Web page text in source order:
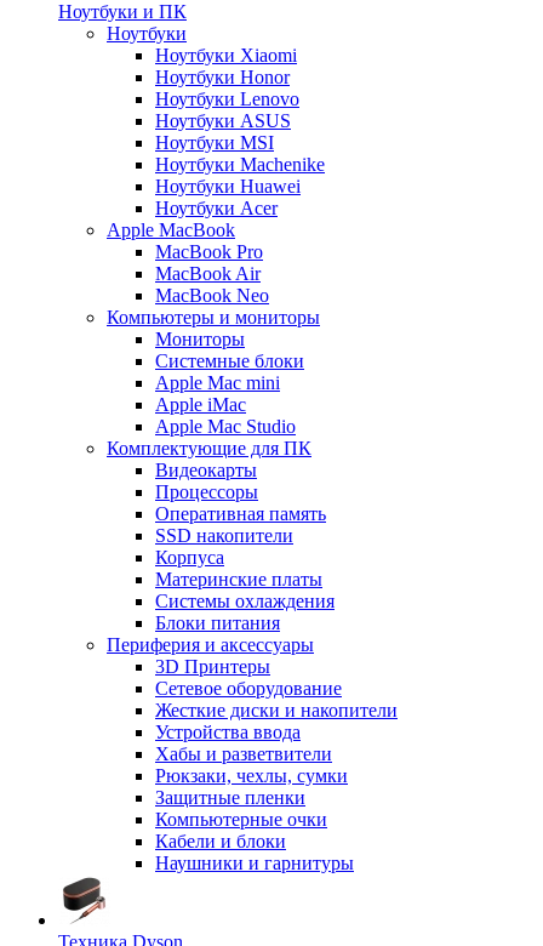
Ноутбуки и ПК
Ноутбуки
Ноутбуки Xiaomi
Ноутбуки Honor
Ноутбуки Lenovo
Ноутбуки ASUS
Ноутбуки MSI
Ноутбуки Machenike
Ноутбуки Huawei
Ноутбуки Acer
Apple MacBook
MacBook Pro
MacBook Air
MacBook Neo
Компьютеры и мониторы
Мониторы
Системные блоки
Apple Mac mini
Apple iMac
Apple Mac Studio
Комплектующие для ПК
Видеокарты
Процессоры
Оперативная память
SSD накопители
Корпуса
Материнские платы
Системы охлаждения
Блоки питания
Периферия и аксессуары
3D Принтеры
Сетевое оборудование
Жесткие диски и накопители
Устройства ввода
Хабы и разветвители
Рюкзаки, чехлы, сумки
Защитные пленки
Компьютерные очки
Кабели и блоки
Наушники и гарнитуры
Техника Dyson